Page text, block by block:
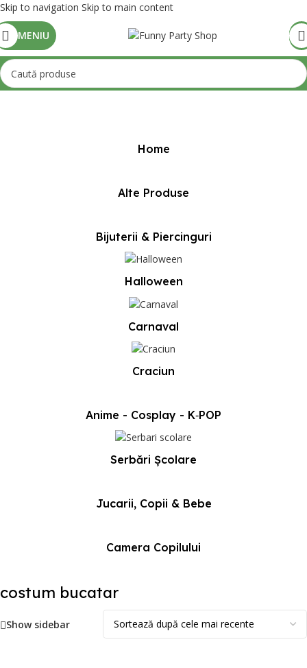
Skip to navigation Skip to main content
MENIU
Prima pagină/Produse etichetate „costum bucatar”
Home
Alte Produse
Bijuterii & Piercinguri
Halloween
Carnaval
Craciun
Anime - Cosplay - K‑POP
Serbări Școlare
Jucarii, Copii & Bebe
Camera Copilului
costum bucatar
Show sidebar